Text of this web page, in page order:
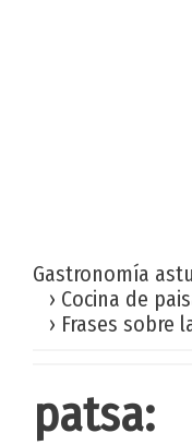
Gastronomía
› Cocina de
› Frases sobre
patsa: